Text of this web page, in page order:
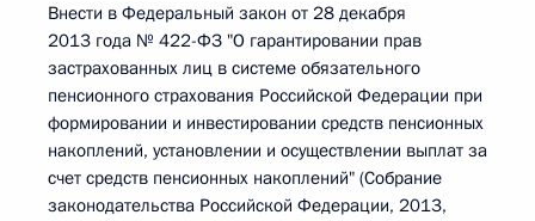
Внести в Федеральный закон от 28 декабря
2013 года № 422-ФЗ "О гарантировании прав
застрахованных лиц в системе обязательного
пенсионного страхования Российской Федерации при
формировании и инвестировании средств пенсионных
накоплений, установлении и осуществлении выплат за
счет средств пенсионных накоплений" (Собрание
законодательства Российской Федерации, 2013,